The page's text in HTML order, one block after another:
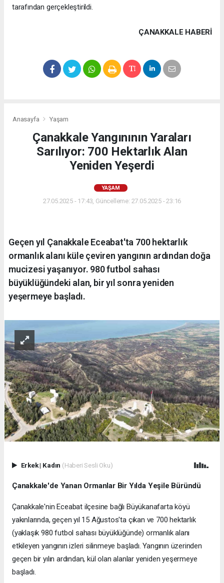
tarafından gerçekleştirildi.
ÇANAKKALE HABERİ
Anasayfa Yaşam
Çanakkale Yangınının Yaraları
Sarılıyor: 700 Hektarlık Alan
Yeniden Yeşerdi
YAŞAM
27.05.2025 - 17:43, Güncelleme: 27.05.2025 - 23:16
Geçen yıl Çanakkale Eceabat'ta 700 hektarlık
ormanlık alanı küle çeviren yangının ardından doğa
mucizesi yaşanıyor. 980 futbol sahası
büyüklüğündeki alan, bir yıl sonra yeniden
yeşermeye başladı.
Erkek| Kadın (Haberi Sesli Oku)
Çanakkale'de Yanan Ormanlar Bir Yılda Yeşile Büründü
Çanakkale'nin Eceabat ilçesine bağlı Büyükanafarta köyü
yakınlarında, geçen yıl 15 Ağustos'ta çıkan ve 700 hektarlık
(yaklaşık 980 futbol sahası büyüklüğünde) ormanlık alanı
etkileyen yangının izleri silinmeye başladı. Yangının üzerinden
geçen bir yılın ardından, kül olan alanlar yeniden yeşermeye
başladı.